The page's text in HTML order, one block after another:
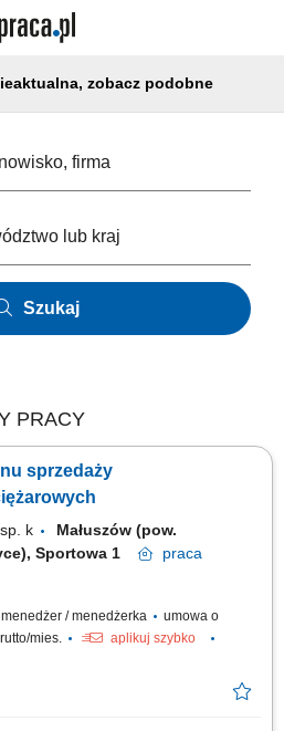
zobacz podobne
Szukaj
PRACY
sprzedaży
k
Małuszów (pow.
Sportowa 1
praca
/ menedżerka
umowa o
mies.
aplikuj szybko